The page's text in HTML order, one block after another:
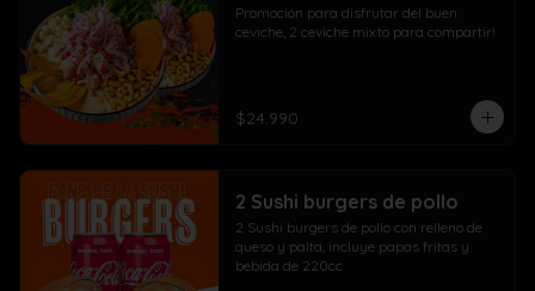
Promoción para disfrutar del buen
ceviche, 2 ceviche mixto para compartir!
$24.990
2 Sushi burgers de pollo
2 Sushi burgers de pollo con relleno de
queso y palta, incluye papas fritas y
bebida de 220cc